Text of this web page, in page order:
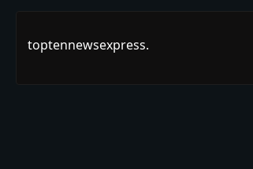
toptennewsexpress.